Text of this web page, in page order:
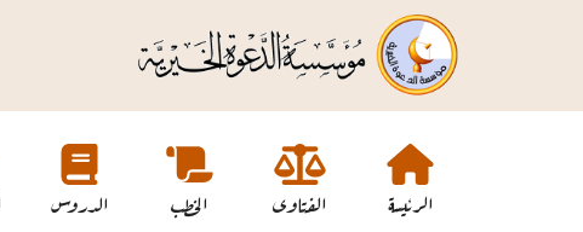
الرئيسي
Main
navigation
الرئيسة الفتاوى الخطب الدروس